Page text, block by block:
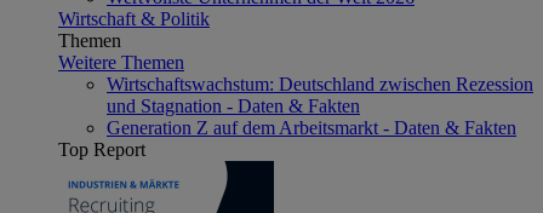
Wirtschaft & Politik
Themen
Weitere Themen
Wirtschaftswachstum: Deutschland zwischen Rezession
und Stagnation - Daten & Fakten
Generation Z auf dem Arbeitsmarkt - Daten & Fakten
Top Report